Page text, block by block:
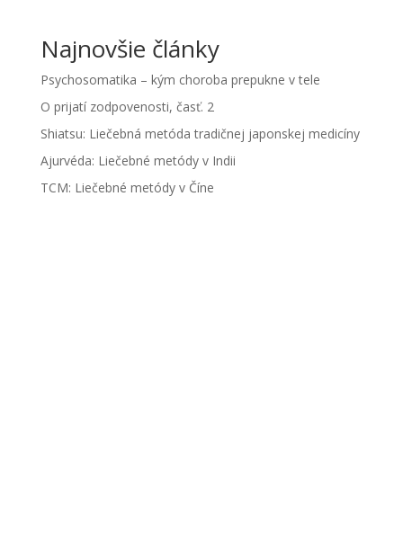
Najnovšie články
Psychosomatika – kým choroba prepukne v tele
O prijatí zodpovenosti, časť. 2
Shiatsu: Liečebná metóda tradičnej japonskej medicíny
Ajurvéda: Liečebné metódy v Indii
TCM: Liečebné metódy v Číne